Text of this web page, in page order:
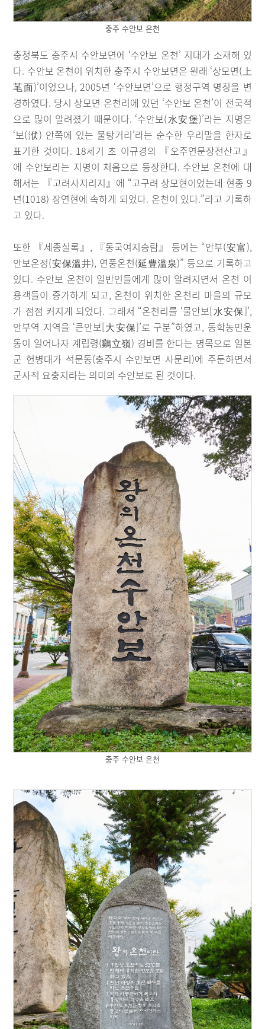
충주 수안보 온천
충청북도 충주시 수안보면에 ‘수안보 온천’ 지대가 소재해 있
다. 수안보 온천이 위치한 충주시 수안보면은 원래 ‘상모면(上
芼面)’이었으나, 2005년 ‘수안보면’으로 행정구역 명칭을 변
경하였다. 당시 상모면 온천리에 있던 ‘수안보 온천’이 전국적
으로 많이 알려졌기 때문이다. ‘수안보(水安堡)’라는 지명은
‘보(洑) 안쪽에 있는 물탕거리’라는 순수한 우리말을 한자로
표기한 것이다. 18세기 초 이규경의 『오주연문장전산고』
에 수안보라는 지명이 처음으로 등장한다. 수안보 온천에 대
해서는 『고려사지리지』에 “고구려 상모현이었는데 현종 9
년(1018) 장연현에 속하게 되었다. 온천이 있다.”라고 기록하
고 있다.
또한 『세종실록』, 『동국여지승람』 등에는 “안부(安富),
안보온정(安保溫井), 연풍온천(延豊溫泉)” 등으로 기록하고
있다. 수안보 온천이 일반인들에게 많이 알려지면서 온천 이
용객들이 증가하게 되고, 온천이 위치한 온천리 마을의 규모
가 점점 커지게 되었다. 그래서 “온천리를 ‘물안보[水安保]’,
안부역 지역을 ‘큰안보[大安保]’로 구분”하였고, 동학농민운
동이 일어나자 계립령(鷄立嶺) 경비를 한다는 명목으로 일본
군 헌병대가 석문동(충주시 수안보면 사문리)에 주둔하면서
군사적 요충지라는 의미의 수안보로 된 것이다.
충주 수안보 온천